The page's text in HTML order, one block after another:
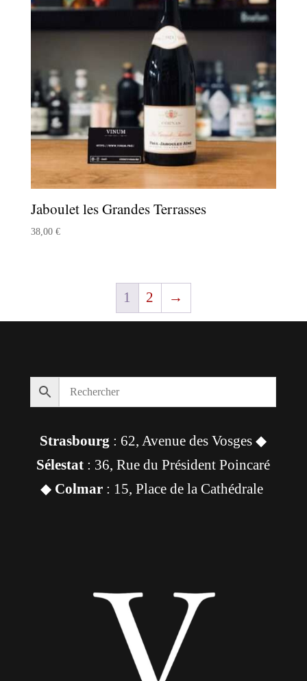
Jaboulet les Grandes Terrasses
38,00 €
1 2 →
Strasbourg : 62, Avenue des Vosges ◆
Sélestat : 36, Rue du Président Poincaré
◆ Colmar: 15, Place de la Cathédrale